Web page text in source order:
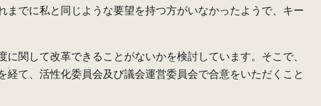
でに私と同じような要望を持つ方がいなかったようで、キー
関して改革できることがないかを検討しています。そこで、
て、活性化委員会及び議会運営委員会で合意をいただくこと